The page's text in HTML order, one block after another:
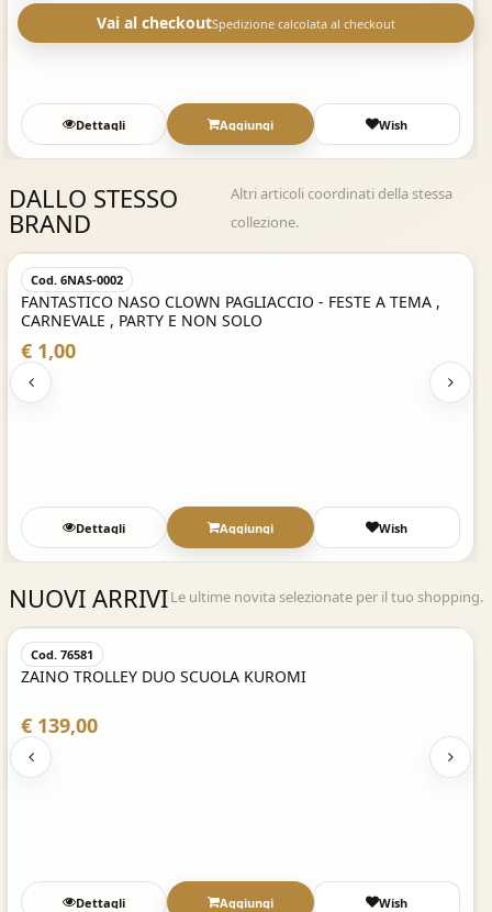
Vai al checkoutSpedizione calcolata al checkout
Dettagli Aggiungi Wish
DALLO STESSO
BRAND
Altri articoli coordinati della stessa
collezione.
Acquisto Veloce
Cod. 6NAS-0002
FANTASTICO NASO CLOWN PAGLIACCIO - FESTE A TEMA ,
CARNEVALE , PARTY E NON SOLO
€ 1,00
Dettagli Aggiungi Wish
NUOVI ARRIVILe ultime novita selezionate per il tuo shopping.
Acquisto Veloce
Cod. 76581
ZAINO TROLLEY DUO SCUOLA KUROMI
€ 139,00
Dettagli Aggiungi Wish